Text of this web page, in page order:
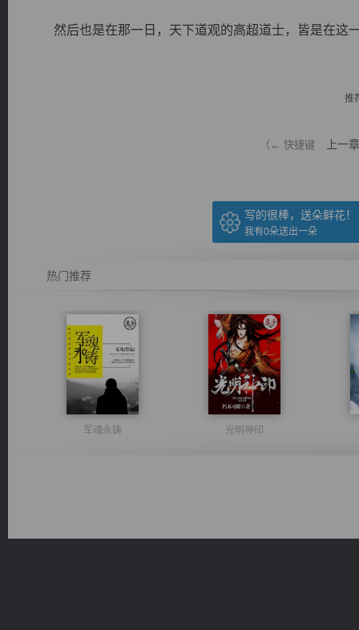
然后也是在那一日，天下道观的高超道士，皆是在这
推
（← 快捷键 上一章
写的很棒，送朵鲜花！
我有0朵送出一朵
热门推荐
军魂永铸 光明神印